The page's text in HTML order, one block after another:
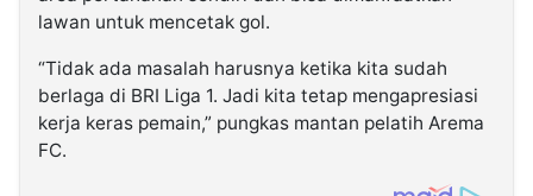
lawan untuk mencetak gol.
“Tidak ada masalah harusnya ketika kita sudah
berlaga di BRI Liga 1. Jadi kita tetap mengapresiasi
kerja keras pemain,” pungkas mantan pelatih Arema
FC.